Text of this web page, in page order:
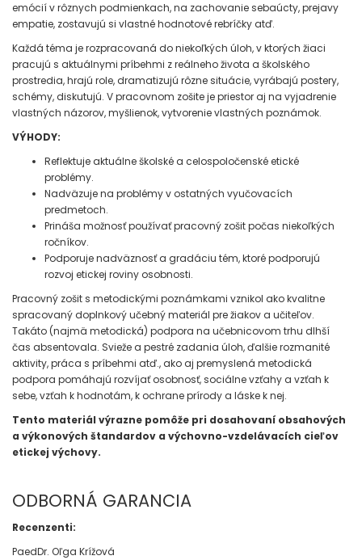
emócií v rôznych podmienkach, na zachovanie sebaúcty, prejavy
empatie, zostavujú si vlastné hodnotové rebríčky atď.
Každá téma je rozpracovaná do niekoľkých úloh, v ktorých žiaci
pracujú s aktuálnymi príbehmi z reálneho života a školského
prostredia, hrajú role, dramatizujú rôzne situácie, vyrábajú postery,
schémy, diskutujú. V pracovnom zošite je priestor aj na vyjadrenie
vlastných názorov, myšlienok, vytvorenie vlastných poznámok.
VÝHODY:
Reflektuje aktuálne školské a celospoločenské etické
problémy.
Nadväzuje na problémy v ostatných vyučovacích
predmetoch.
Prináša možnosť používať pracovný zošit počas niekoľkých
ročníkov.
Podporuje nadväznosť a gradáciu tém, ktoré podporujú
rozvoj etickej roviny osobnosti.
Pracovný zošit s metodickými poznámkami vznikol ako kvalitne
spracovaný doplnkový učebný materiál pre žiakov a učiteľov.
Takáto (najmä metodická) podpora na učebnicovom trhu dlhší
čas absentovala. Svieže a pestré zadania úloh, ďalšie rozmanité
aktivity, práca s príbehmi atď., ako aj premyslená metodická
podpora pomáhajú rozvíjať osobnosť, sociálne vzťahy a vzťah k
sebe, vzťah k hodnotám, k ochrane prírody a láske k nej.
Tento materiál výrazne pomôže pri dosahovaní obsahových
a výkonových štandardov a výchovno-vzdelávacích cieľov
etickej výchovy.
ODBORNÁ GARANCIA
Recenzenti:
PaedDr. Oľga Krížová